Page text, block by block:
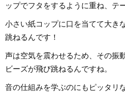
ップでフタをするように重ね、テ
小さい紙コップに口を当てて大き
跳ねるんです！
声は空気を震わせるため、その振
ビーズが飛び跳ねるんですね。
音の仕組みを学ぶのにもピッタリ